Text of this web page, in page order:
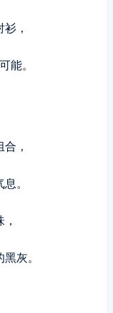
，
能。
，
。
灰。